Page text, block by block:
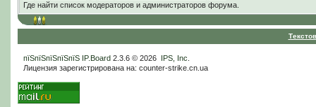
Где найти список модераторов и администраторов форума.
пїЅпїЅпїЅпїЅпїЅ IP.Board2.3.6 © 2026 IPS, Inc
Лицензия зарегистрирована на: counter-strike.cn.ua